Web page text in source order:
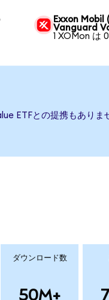
Exxon Mobil
Vanguard
1 XOMon は
ETFとの提携もあり
ダウンロード数
50M+